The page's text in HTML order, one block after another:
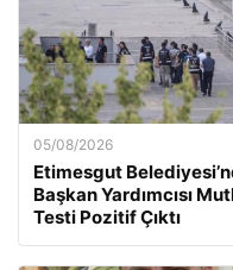
05/08/2026
Etimesgut
Başkan Yardımcısı
Testi Pozitif Çıktı